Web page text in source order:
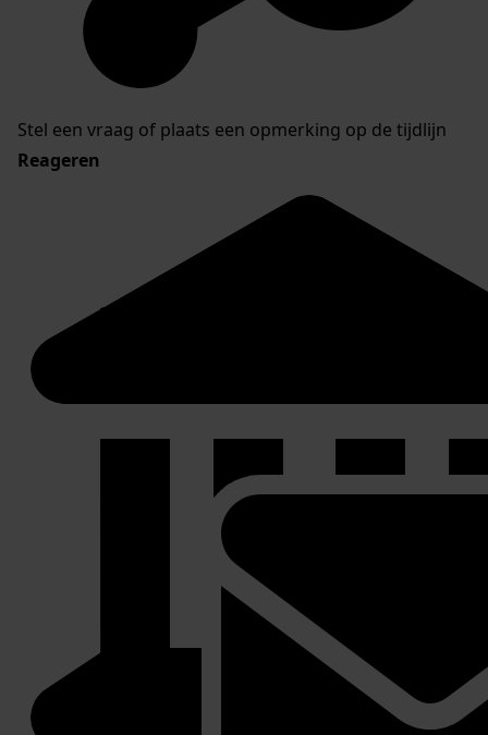
Stel een vraag of plaats een opmerking op de tijdlijn
Reageren